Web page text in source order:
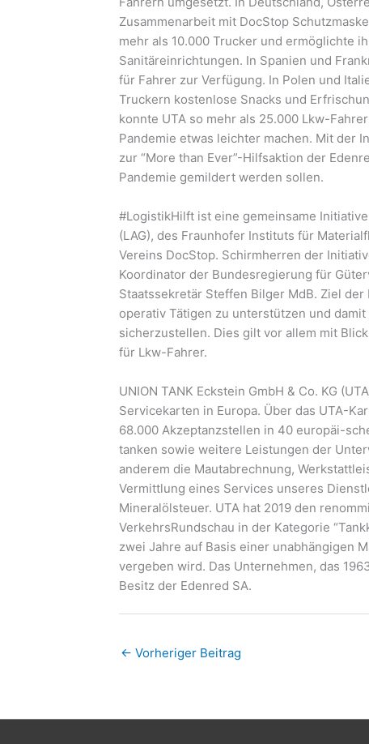
Zusammenarbeit mit DocStop
mehr als 10.000 Trucker und ermöglichte
Sanitäreinrichtungen. In Spanien und
für Fahrer zur Verfügung. In Polen und
Truckern kostenlose Snacks und
konnte UTA so mehr als 25.000 Lkw-
Pandemie etwas leichter machen. Mit der
zur “More than Ever”-Hilfsaktion der
Pandemie gemildert werden sollen.
#LogistikHilft ist eine gemeinsame
(LAG), des Fraunhofer Instituts für
Vereins DocStop. Schirmherren der
Koordinator der Bundesregierung für
Staatssekretär Steffen Bilger MdB. Ziel
operativ Tätigen zu unterstützen und
sicherzustellen. Dies gilt vor allem mit
für Lkw-Fahrer.
UNION TANK Eckstein GmbH & Co. KG
Servicekarten in Europa. Über das UTA-
68.000 Akzeptanzstellen in 40 europäi-
tanken sowie weitere Leistungen der
anderem die Mautabrechnung,
Vermittlung eines Services unseres
Mineralölsteuer. UTA hat 2019 den
VerkehrsRundschau in der Kategorie
zwei Jahre auf Basis einer unabhängigen
vergeben wird. Das Unternehmen, das
Besitz der Edenred SA.
← Vorheriger Beitrag